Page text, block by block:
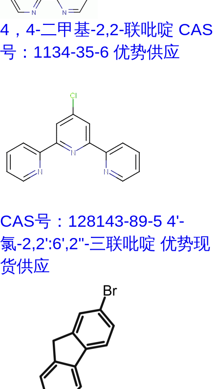
4，4-二甲基-2,2-联吡啶 CAS
号：1134-35-6 优势供应
CAS号：128143-89-5 4'-
氯-2,2':6',2''-三联吡啶 优势现
货供应